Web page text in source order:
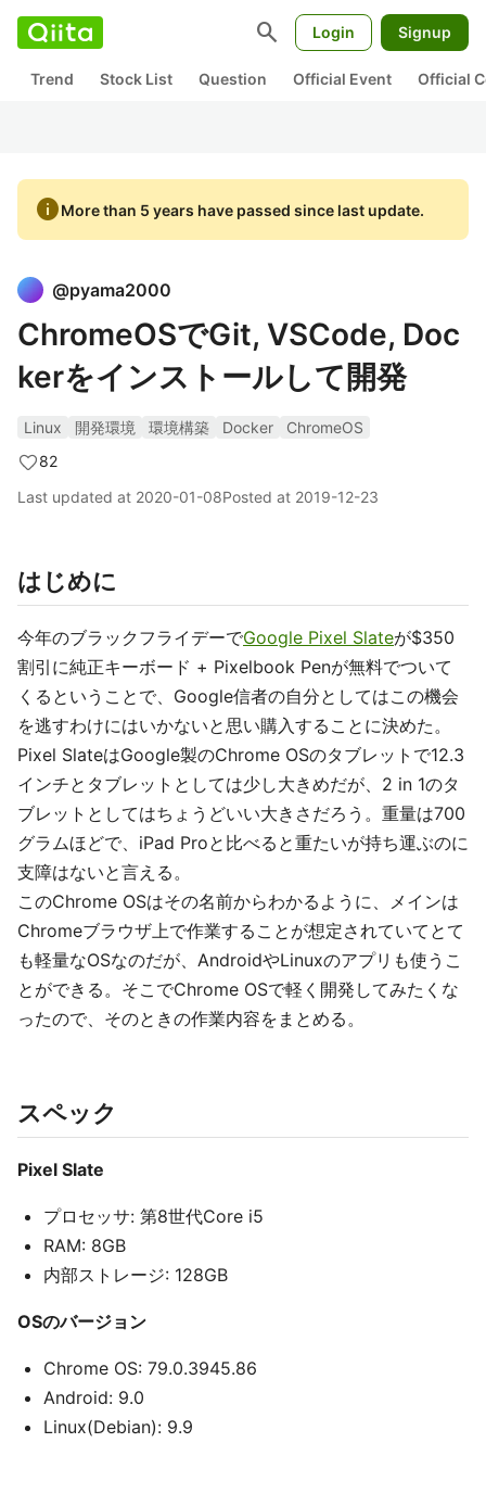
search Login Signup
Trend Stock List Question Official Event Official
infoMore than 5 years have passed since last update.
@pyama2000
ChromeOSでGit, VSCode, Doc
kerをインストールして開発
Linux 開発環境 環境構築 Docker
ChromeOS
82
Last updated at 2020-01-08Posted at 2019-12-23
はじめに
今年のブラックフライデーでGoogle Pixel Slateが$350
割引に純正キーボード + Pixelbook Penが無料でついて
くるということで、Google信者の自分としてはこの機会
を逃すわけにはいかないと思い購入することに決めた。
Pixel SlateはGoogle製のChrome OSのタブレットで12.3
インチとタブレットとしては少し大きめだが、2 in 1のタ
ブレットとしてはちょうどいい大きさだろう。重量は700
グラムほどで、iPad Proと比べると重たいが持ち運ぶのに
支障はないと言える。
このChrome OSはその名前からわかるように、メインは
Chromeブラウザ上で作業することが想定されていてとて
も軽量なOSなのだが、AndroidやLinuxのアプリも使うこ
とができる。そこでChrome OSで軽く開発してみたくな
ったので、そのときの作業内容をまとめる。
スペック
Pixel Slate
プロセッサ: 第8世代Core i5
RAM: 8GB
内部ストレージ: 128GB
OSのバージョン
Chrome OS: 79.0.3945.86
Android: 9.0
Linux(Debian): 9.9